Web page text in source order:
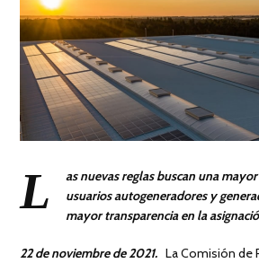
L
as nuevas reglas buscan una
usuarios autogeneradores y
mayor transparencia en la
22 de noviembre de 2021. La Comisión de